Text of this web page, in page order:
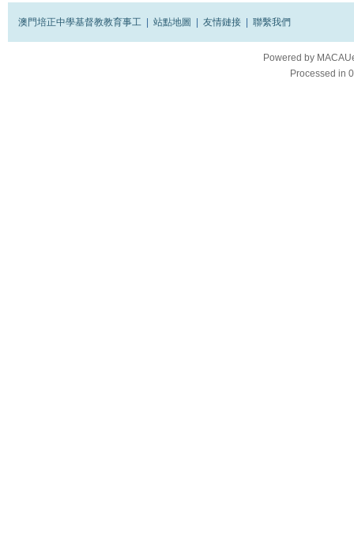
澳門培正中學基督教教育事工 站點地圖 友情鏈接 聯繫我們
Powered by
Processed in